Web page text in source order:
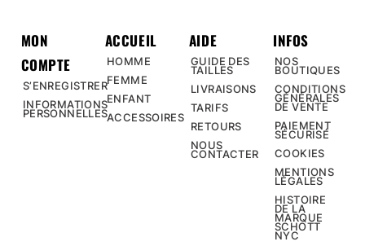
MON
COMPTE
S’ENREGISTRER
INFORMATIONS
PERSONNELLES
ACCUEIL
HOMME
FEMME
ENFANT
ACCESSOIRES
AIDE
GUIDE DES
TAILLES
LIVRAISONS
TARIFS
RETOURS
NOUS
CONTACTER
INFOS
NOS
BOUTIQUES
CONDITIONS
GÉNÉRALES
DE VENTE
PAIEMENT
SÉCURISÉ
COOKIES
MENTIONS
LÉGALES
HISTOIRE
DE LA
MARQUE
SCHOTT
NYC